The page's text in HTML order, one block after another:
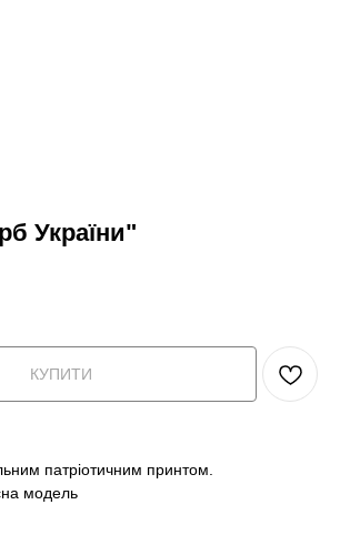
України"
КУПИТИ
патріотичним принтом.
модель